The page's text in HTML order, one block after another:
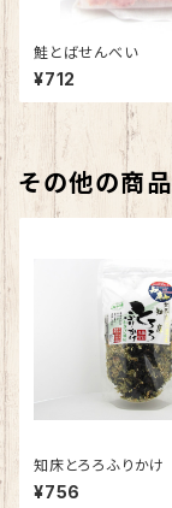
鮭とばせんべい
¥712
その他の商品
知床とろろふりかけ
¥756